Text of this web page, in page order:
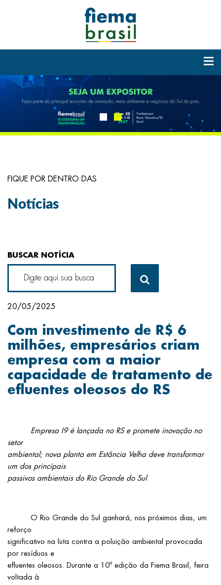
FIQUE POR DENTRO DAS
Notícias
BUSCAR NOTÍCIA
20/05/2025
Com investimento de R$ 6
milhões, empresários criam
empresa com a maior
capacidade de tratamento de
efluentes oleosos do RS
Empresa I9 é lançada no RS e promete inovação no
setor
ambiental; nova planta em Estância Velha deve transformar
um dos principais
passivos ambientais do Rio Grande do Sul
O Rio Grande do Sul ganhará, nos próximos dias, um
reforço
significativo na luta contra a poluição ambiental provocada
por resíduos e
efluentes oleosos. Durante a 10ª edição da Fiema Brasil, feira
voltada à